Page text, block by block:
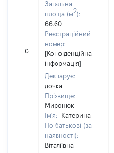
6
Загальна
площа (м2):
66.60
Реєстраційний
номер:
[Конфіденційна
інформація]
Декларує:
дочка
Прізвище:
Миронюк
Ім'я:
Катерина
По батькові (за
наявності):
Віталіївна